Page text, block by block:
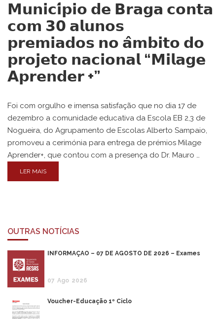
𝗠𝘂𝗻𝗶𝗰𝗶́𝗽𝗶𝗼 𝗱𝗲 𝗕𝗿𝗮𝗴𝗮 𝗰𝗼𝗻𝘁𝗮
𝗰𝗼𝗺 𝟯𝟬 𝗮𝗹𝘂𝗻𝗼𝘀
𝗽𝗿𝗲𝗺𝗶𝗮𝗱𝗼𝘀 𝗻𝗼 𝗮̂𝗺𝗯𝗶𝘁𝗼 𝗱𝗼
𝗽𝗿𝗼𝗷𝗲𝘁𝗼 𝗻𝗮𝗰𝗶𝗼𝗻𝗮𝗹 “𝗠𝗶𝗹𝗮𝗴𝗲
𝗔𝗽𝗿𝗲𝗻𝗱𝗲𝗿 +”
Foi com orgulho e imensa satisfação que no dia 17 de
dezembro a comunidade educativa da Escola EB 2,3 de
Nogueira, do Agrupamento de Escolas Alberto Sampaio,
promoveu a cerimónia para entrega de prémios Milage
Aprender+, que contou com a presença do Dr. Mauro …
LER MAIS
OUTRAS NOTÍCIAS
INFORMAÇÃO – 07 DE AGOSTO DE 2026 – Exames
07 Ago 2026
Voucher-Educação 1º Ciclo